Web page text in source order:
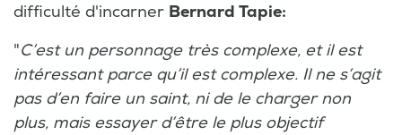
difficulté d'incarner Bernard Tapie:
"C’est un personnage très complexe, et il est
intéressant parce qu’il est complexe. Il ne s’agit
pas d’en faire un saint, ni de le charger non
plus, mais essayer d’être le plus objectif